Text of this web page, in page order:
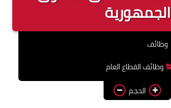
وظائف اعضاء هيئة تدريس
بالجامعات والمعاهد
الجمهورية
وظائف
وظائف القطاع العام
الحجم